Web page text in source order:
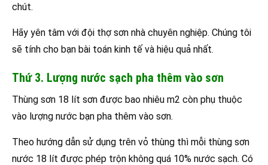
chút.
Hãy yên tâm với đội thợ sơn nhà chuyên nghiệp. Chúng tôi
sẽ tính cho bạn bài toán kinh tế và hiệu quả nhất.
Thứ 3. Lượng nước sạch pha thêm vào sơn
Thùng sơn 18 lít sơn được bao nhiêu m2 còn phụ thuộc
vào lượng nước bạn pha thêm vào sơn.
Theo hướng dẫn sử dụng trên vỏ thùng thì mỗi thùng sơn
nước 18 lít được phép trộn không quá 10% nước sạch. Có